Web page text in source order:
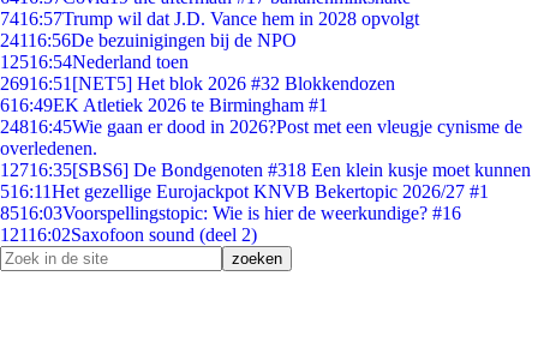
7416:57Trump wil dat J.D. Vance hem in 2028 opvolgt
24116:56De bezuinigingen bij de NPO
12516:54Nederland toen
26916:51 [NET5] Het blok 2026 #32 Blokkendozen
616:49EK Atletiek 2026 te Birmingham #1
24816:45Wie gaan er dood in 2026?Post met een vleugje cynisme de
overledenen.
12716:35[SBS6] De Bondgenoten #318 Een klein kusje moet kunnen
516:11Het gezellige Eurojackpot KNVB Bekertopic 2026/27 #1
8516:03Voorspellingstopic: Wie is hier de weerkundige? #16
12116:02Saxofoon sound (deel 2)